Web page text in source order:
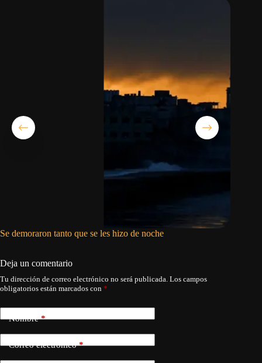
Se demoraron tanto que se les hizo de noche
Deja un comentario
Tu dirección de correo electrónico no será publicada. Los campos
obligatorios están marcados con *
Nombre*
Correo electrónico*